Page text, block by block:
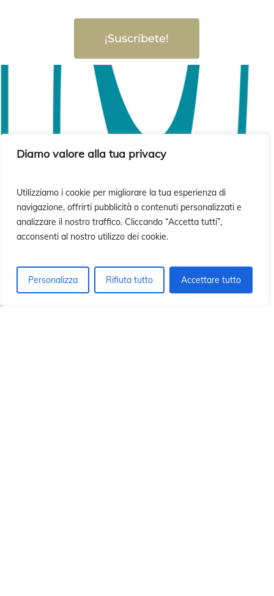
Diamo valore alla tua privacy
Utilizziamo i cookie per migliorare la tua esperienza di
navigazione, offrirti pubblicità o contenuti personalizzati e
analizzare il nostro traffico. Cliccando “Accetta tutti”,
acconsenti al nostro utilizzo dei cookie.
Personalizza Rifiuta tutto Accettare tutto
¡Suscríbete!